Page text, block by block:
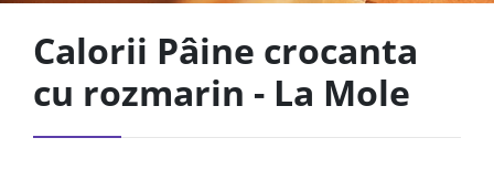
Calorii Pâine crocanta
cu rozmarin - La Mole